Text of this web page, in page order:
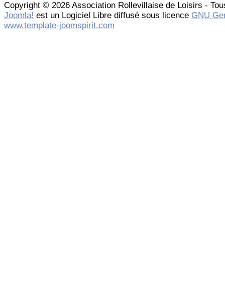
Copyright © 2026 Association Rollevillaise de Loisirs -
Joomla! est un Logiciel Libre diffusé sous licence GNU
www.template-joomspirit.com